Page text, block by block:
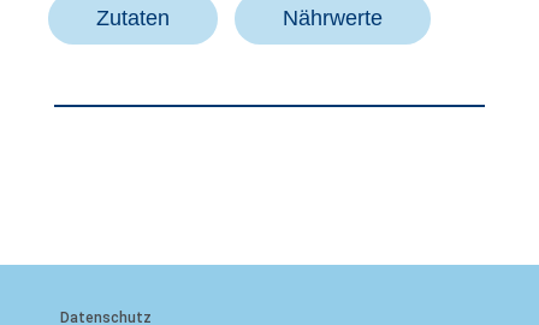
Zutaten Nährwerte
Datenschutz